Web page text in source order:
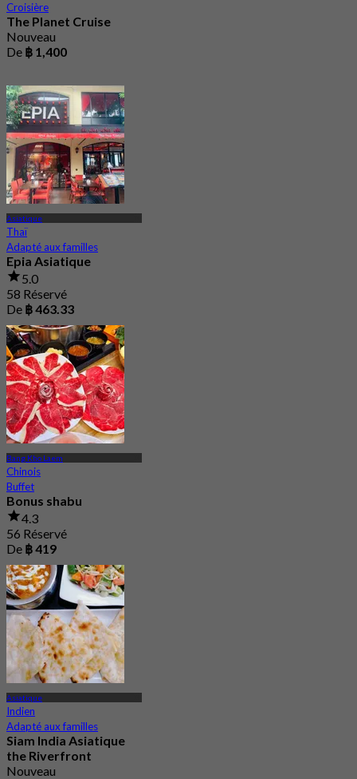
Croisière
The Planet Cruise
Nouveau
De ฿ 1,400
Asiatique
Thaï
Adapté aux familles
Epia Asiatique
5.0
58 Réservé
De ฿ 463.33
Bang Kho Laem
Chinois
Buffet
Bonus shabu
4.3
56 Réservé
De ฿ 419
Asiatique
Indien
Adapté aux familles
Siam India Asiatique
the Riverfront
Nouveau